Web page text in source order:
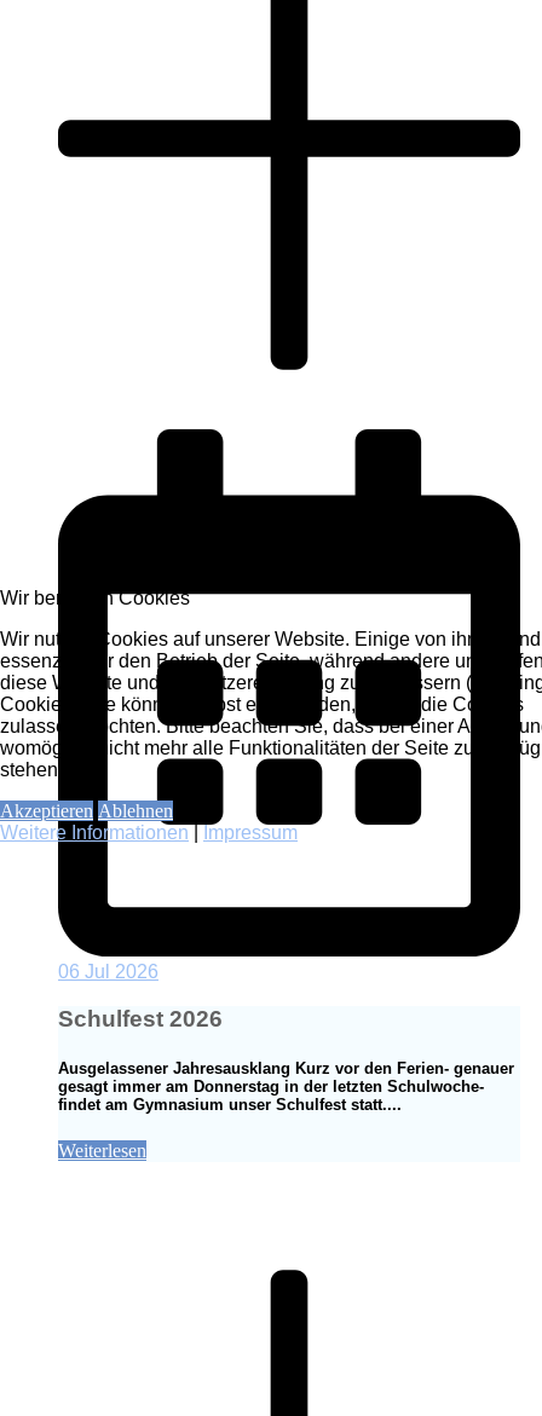
06 Jul 2026
Schulfest 2026
Ausgelassener Jahresausklang Kurz vor den Ferien- genauer
gesagt immer am Donnerstag in der letzten Schulwoche-
findet am Gymnasium unser Schulfest statt....
Weiterlesen
Wir benutzen Cookies
Wir nutzen Cookies auf unserer Website. Einige von ihnen sind
essenziell für den Betrieb der Seite, während andere uns
diese Website und die Nutzererfahrung zu verbessern
Cookies). Sie können selbst entscheiden, ob Sie die Cookies
zulassen möchten. Bitte beachten Sie, dass bei einer
womöglich nicht mehr alle Funktionalitäten der Seite zur
stehen.
Akzeptieren Ablehnen
Weitere Informationen
Impressum